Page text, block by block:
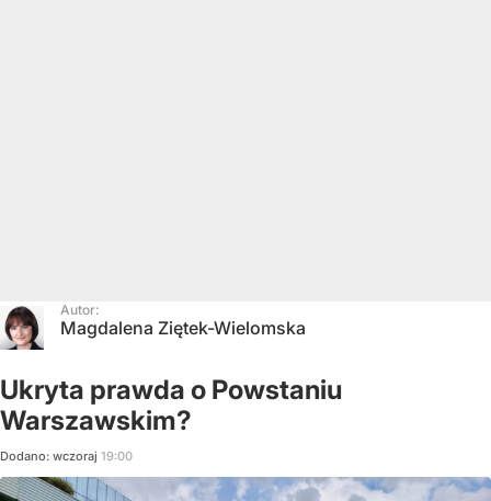
Autor:
Magdalena Ziętek-Wielomska
Ukryta prawda o Powstaniu
Warszawskim?
Dodano: wczoraj 19:00